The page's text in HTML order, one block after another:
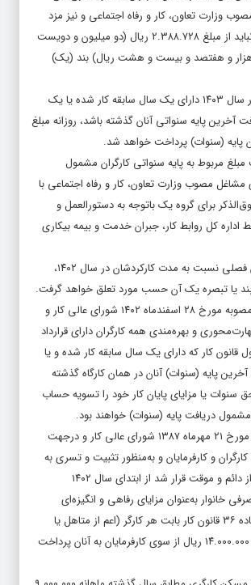
وزارت تعاون، کار و رفاه اجتماعی و نیز مزد
ثابت دیگر کارگران نباید از مبلغ ۲.۳۸۸.۷۲۸ ریال (دو میلیون و دویست
و هفتصد و بیست و هشت ریال) بند (یک)
۲٫ به کارگرانی که در سال ۱۴۰۳ دارای یک سال سابقه کار شده یا یک
آخرین پایه سنواتی آنان گذشته باشد، روزانه مبلغ
مربوط به پایه سنواتی کارگران مشمول
مصوب وزارت تعاون، کار و رفاه اجتماعی با
برای گروه یک باتوجه به دستورالعمل و
اداره کل روابط کار، جبران خدمت و بیمه بیکاری
تبصره ۲: به کارگران فصلی نسبت به مدت کارکردشان در سال ۱۴۰۲،
بند یا تبصره یک آن حسب مورد تعلق خواهد گرفت.
تبصره ۳: براساس مصوبه مورخ ۲۸ اسفندماه ۱۴۰۲ شورای عالی کار و
و بهره‌مندی همه کارگران دارای قرارداد
کار که دارای یک سال سابقه کار شده و یا
پایه (سنوات) آنان در همان کارگاه گذشته
سنوات یا مزایای پایان کار خود را تسویه حساب
مشمول دریافت پایه (سنوات) خواهند بود.
۳٫ براساس مصوبه مورخ ۲۱ مهرماه ۱۳۸۷ شورای عالی کار و درجهت
و کارفرمایان و به‌منظور تثبیت و تسری به
تمامی کارگران اعم از دائم و موقت قرار شد از ابتدای سال ۱۴۰۲
خانوار به‌عنوان مزایای رفاهی و انگیزه‌ای
موضوع تبصره ۳ ماده ۳۶ قانون کار بابت هر کارگر (اعم از متاهل یا
مجرد) ماهانه مبلغ ۱۴.۰۰۰.۰۰۰ ریال از سوی کارفرمایان به آنان پرداخت